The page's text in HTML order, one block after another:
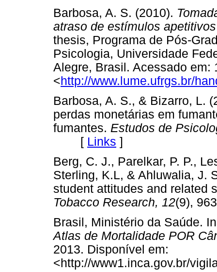
Barbosa, A. S. (2010).
atraso de estímulos
thesis, Programa de Pós-
Psicologia, Universidade
Alegre, Brasil. Acessado em:
<http://www.lume.ufrgs.br/
Barbosa, A. S., & Bizarro, L.
perdas monetárias em
fumantes. Estudos de
[ Links ]
Berg, C. J., Parelkar, P. P.,
Sterling, K.L, & Ahluwalia, J.
student attitudes and related
Tobacco Research, 12(9),
Brasil, Ministério da Saúde.
Atlas de Mortalidade POR
2013. Disponível em:
<http://www1.inca.gov.br/